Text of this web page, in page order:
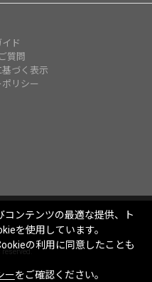
ド
質問
づく表示
リシー
ンテンツの最適な提供、ト
を使用しています。
の利用に同意したことも
ーをご確認ください。